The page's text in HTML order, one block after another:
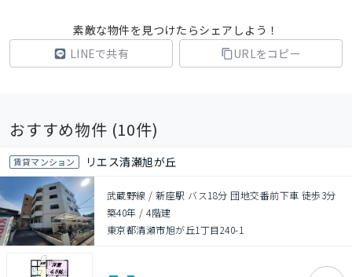
素敵な物件を見つけたらシェアしよう！
LINEで共有
URLをコピー
おすすめ物件 (10件)
賃貸マンション リエス清瀬旭が丘
武蔵野線 / 新座駅 バス18分 団地交番前下車 徒歩3分
築40年 /4階建
東京都清瀬市旭が丘1丁目240-1